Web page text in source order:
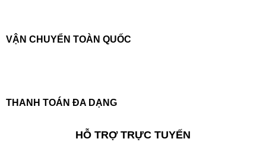
VẬN CHUYỂN TOÀN QUỐC
THANH TOÁN ĐA DẠNG
HỖ TRỢ TRỰC TUYẾN